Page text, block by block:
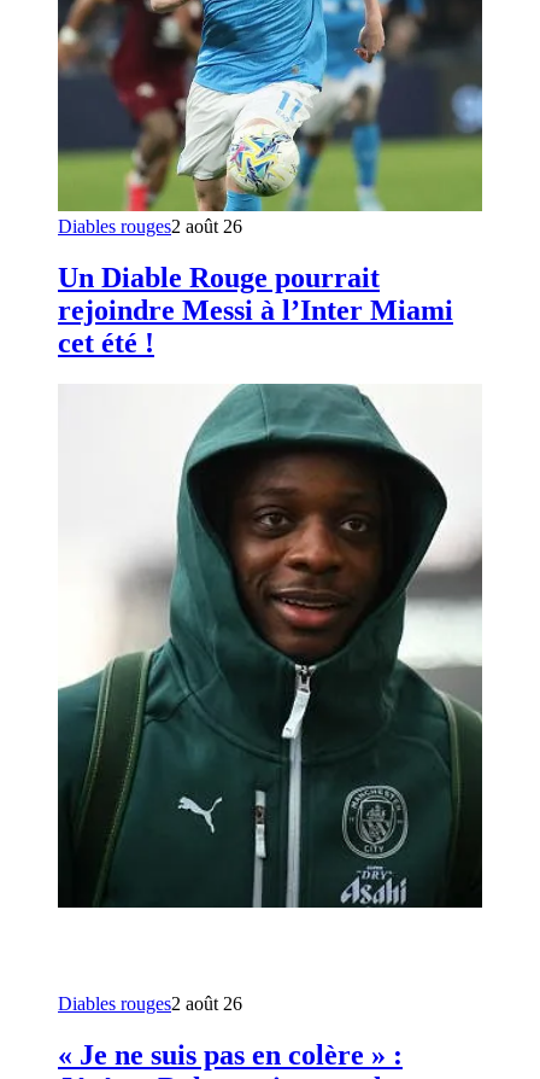
Diables rouges2 août 26
Un Diable Rouge pourrait
rejoindre Messi à l’Inter Miami
cet été !
Diables rouges2 août 26
« Je ne suis pas en colère » :